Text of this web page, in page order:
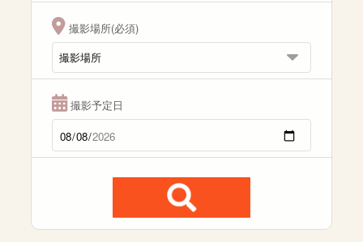
撮影場所(必須)
撮影予定日